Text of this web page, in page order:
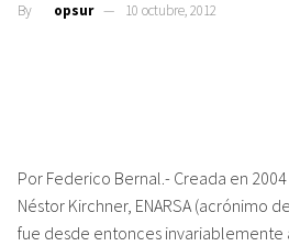
By opsur 10 octubre, 2012
Por Federico Bernal.- Creada en
Néstor Kirchner, ENARSA (acrónimo
fue desde entonces